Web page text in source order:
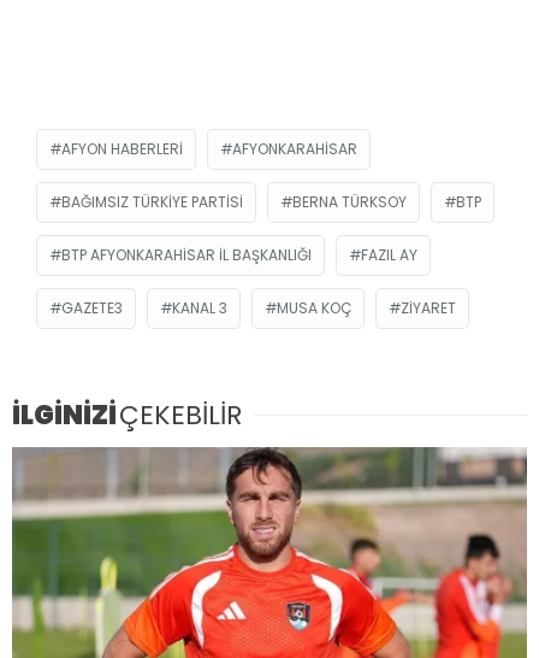
AFYON HABERLERI AFYONKARAHISAR
BAĞIMSIZ TÜRKIYE PARTISI BERNA TÜRKSOY BTP
BTP AFYONKARAHISAR İL BAŞKANLIĞI FAZIL AY
GAZETE3 KANAL 3 MUSA KOÇ ZIYARET
İLGİNİZİÇEKEBİLİR